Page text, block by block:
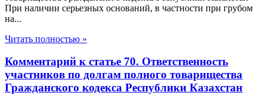
При наличии серьезных оснований, в частности при грубом
на...
Читать полностью »
Комментарий к статье 70. Ответственность
участников по долгам полного товарищества
Гражданского кодекса Республики Казахстан